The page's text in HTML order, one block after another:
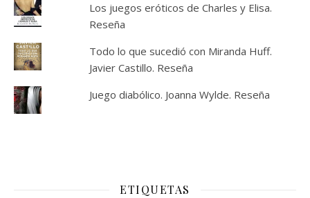
Los juegos eróticos de Charles y Elisa.
Reseña
Todo lo que sucedió con Miranda Huff.
Javier Castillo. Reseña
Juego diabólico. Joanna Wylde. Reseña
ETIQUETAS